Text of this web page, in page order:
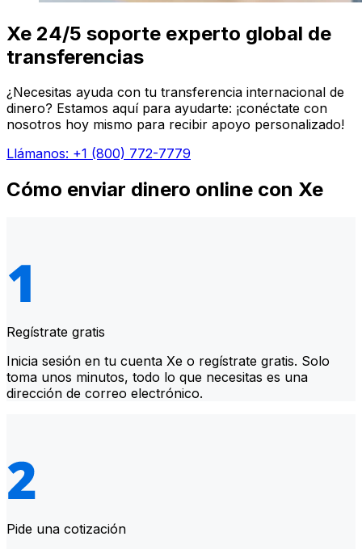
Xe 24/5 soporte experto global de
transferencias
¿Necesitas ayuda con tu transferencia internacional de
dinero? Estamos aquí para ayudarte: ¡conéctate con
nosotros hoy mismo para recibir apoyo personalizado!
Llámanos: +1 (800) 772-7779
Cómo enviar dinero online con Xe
Regístrate gratis
Inicia sesión en tu cuenta Xe o regístrate gratis. Solo
toma unos minutos, todo lo que necesitas es una
dirección de correo electrónico.
Pide una cotización